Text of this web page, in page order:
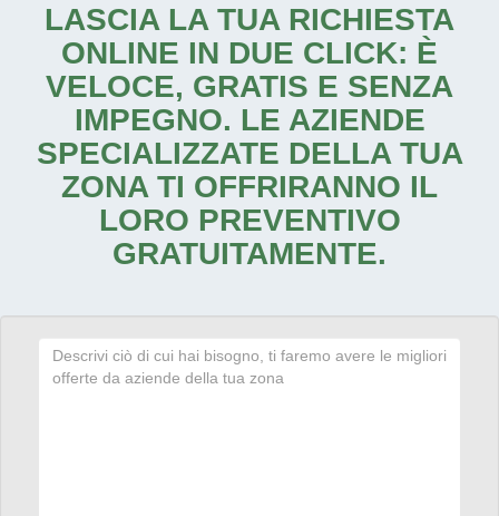
LASCIA LA TUA RICHIESTA
ONLINE IN DUE CLICK: È
VELOCE, GRATIS E SENZA
IMPEGNO. LE AZIENDE
SPECIALIZZATE DELLA TUA
ZONA TI OFFRIRANNO IL
LORO PREVENTIVO
GRATUITAMENTE.